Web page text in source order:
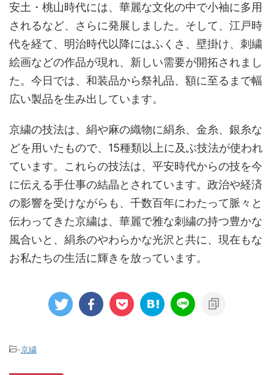
安土・桃山時代には、華麗な文化の中で小袖に多用
されるなど、さらに発展しました。そして、江戸時
代を経て、明治時代以降にはふくさ、壁掛け、刺繍
絵画などの作品が現れ、新しい需要が開拓されまし
た。今日では、和装品から祭礼品、額に至るまで幅
広い製品を生み出しています。
京繍の技法は、絹や麻の織物に絹糸、金糸、銀糸な
どを用いたもので、15種類以上に及ぶ技法が使われ
ています。これらの技法は、平安時代からの技を今
に伝える手仕事の結晶とされています。政治や経済
の影響を受けながらも、千数百年にわたって脈々と
伝わってきた京繍は、華麗で雅な刺繍の持つ豊かな
風合いと、絹糸のやわらかな光沢と共に、現在もな
お私たちの生活に輝きを放っています。
-京繍